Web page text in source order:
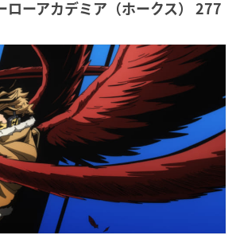
ローアカデミア（ホークス） 277